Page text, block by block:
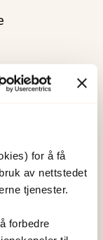
for å få
av nettstedet
tjenester.
forbedre